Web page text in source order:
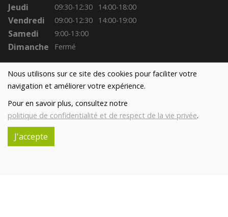
Nous utilisons sur ce site des cookies pour faciliter votre
navigation et améliorer votre expérience.
Pour en savoir plus, consultez notre
politique de confidentialité et de respect de la vie privée.
J'accepte
Jeudi 09:30-12:30 14:00-18:00
Vendredi 09:00-12:30 14:00-19:00
Samedi 9:00-13:00
Dimanche Fermé